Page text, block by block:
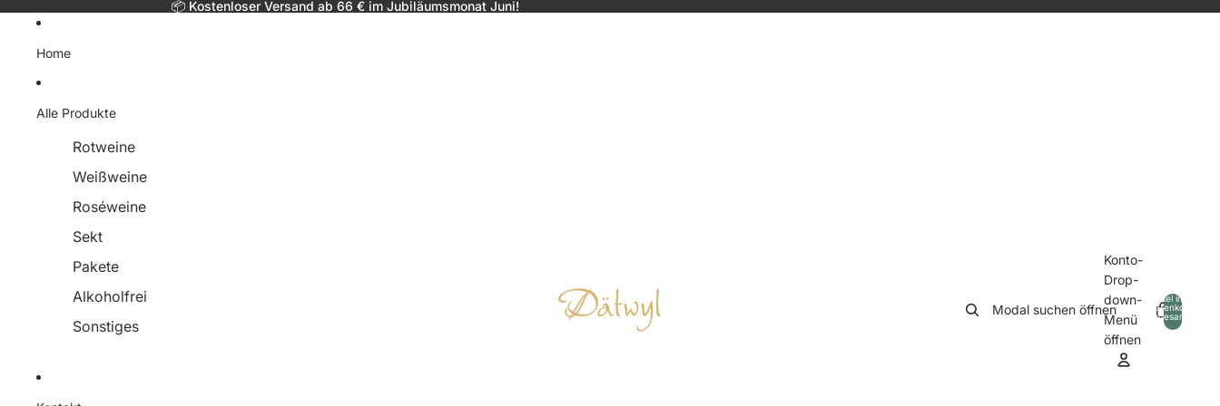
📦 Kostenloser Versand ab 66 € im Jubiläumsmonat Juni!
Home
Alle Produkte
Rotweine
Weißweine
Roséweine
Sekt
Pakete
Alkoholfrei
Sonstiges
Modal suchen öffnen
Konto-
Drop-
down-
Menü
öffnen
Artikel im
Warenkorb
insgesamt: